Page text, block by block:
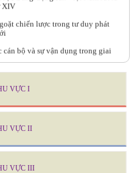
chiến lược trong tư duy phát
bộ và sự vận dụng trong giai
kiến thức, kỹ năng đối với cán bộ,
xã năm 2026
VỰC I
VỰC II
VỰC III